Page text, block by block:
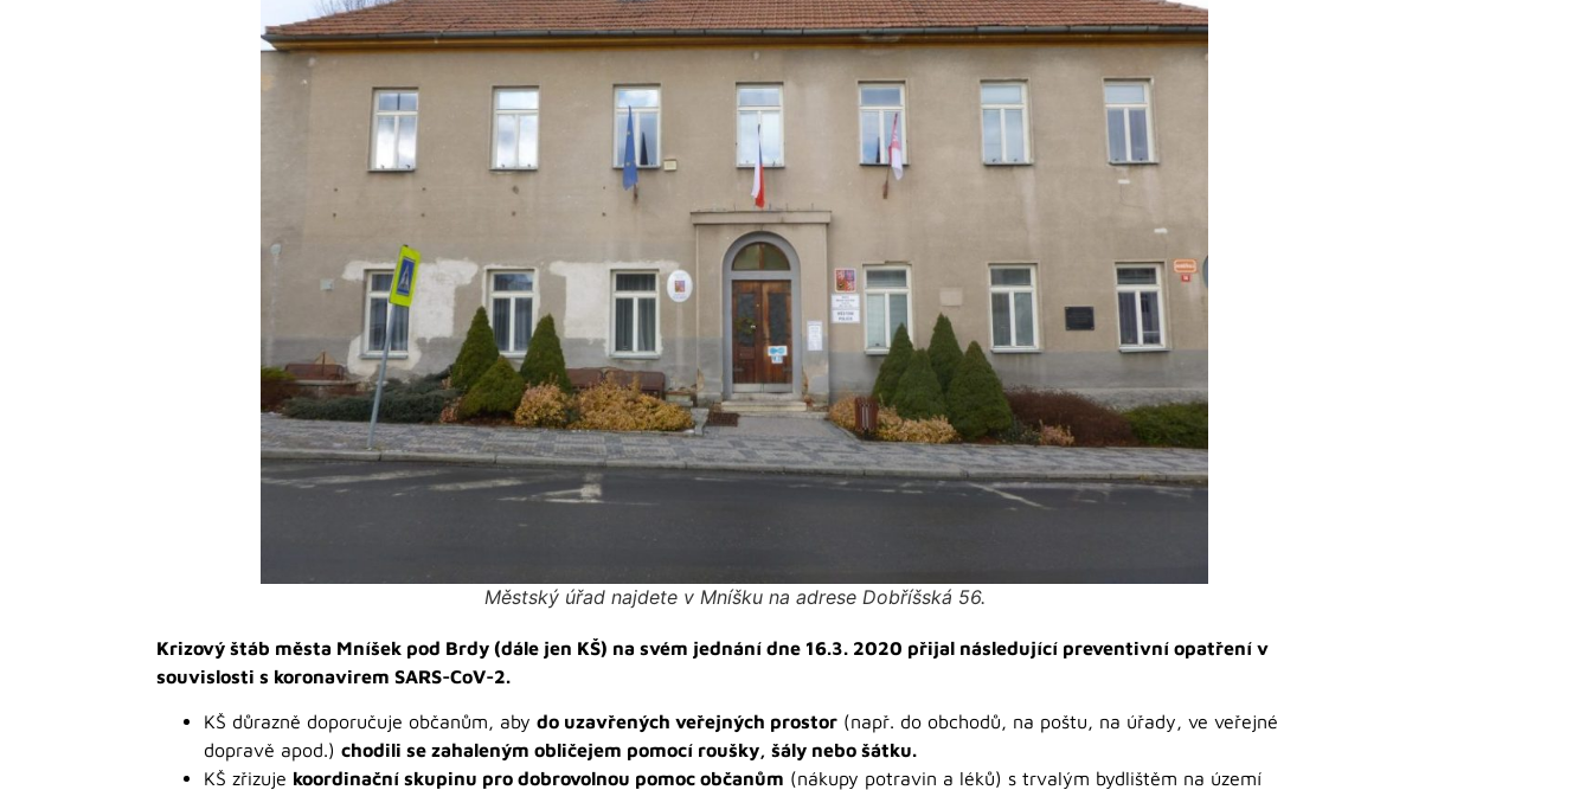
Městský úřad najdete v Mníšku na adrese Dobříšská 56.
Krizový štáb města Mníšek pod Brdy (dále jen KŠ) na svém jednání dne 16.3. 2020 přijal následující preventivní opatření v
souvislosti s koronavirem SARS-CoV-2.
KŠ důrazně doporučuje občanům, aby do uzavřených veřejných prostor (např. do obchodů, na poštu, na úřady, ve veřejné
dopravě apod.) chodili se zahaleným obličejem pomocí roušky, šály nebo šátku.
KŠ zřizuje koordinační skupinu pro dobrovolnou pomoc občanům (nákupy potravin a léků) s trvalým bydlištěm na území